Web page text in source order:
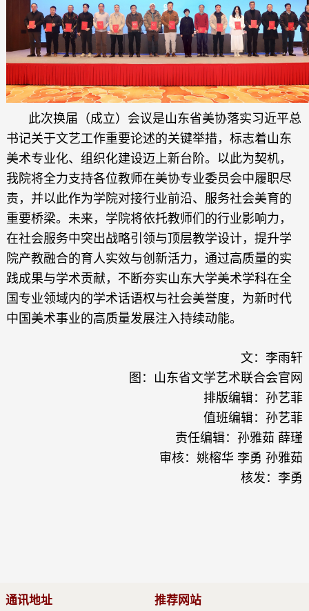
此次换届（成立）会议是山东省美协落实习近平总
书记关于文艺工作重要论述的关键举措，标志着山东
美术专业化、组织化建设迈上新台阶。以此为契机，
我院将全力支持各位教师在美协专业委员会中履职尽
责，并以此作为学院对接行业前沿、服务社会美育的
重要桥梁。未来，学院将依托教师们的行业影响力，
在社会服务中突出战略引领与顶层教学设计，提升学
院产教融合的育人实效与创新活力，通过高质量的实
践成果与学术贡献，不断夯实山东大学美术学科在全
国专业领域内的学术话语权与社会美誉度，为新时代
中国美术事业的高质量发展注入持续动能。
文：李雨轩
图：山东省文学艺术联合会官网
排版编辑：孙艺菲
值班编辑：孙艺菲
责任编辑：孙雅茹 薛瑾
审核：姚榕华 李勇 孙雅茹
核发：李勇
通讯地址 推荐网站